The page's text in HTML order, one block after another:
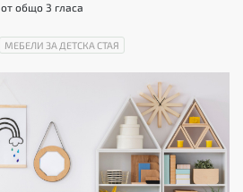
от общо 3 гласа
МЕБЕЛИ ЗА ДЕТСКА СТАЯ